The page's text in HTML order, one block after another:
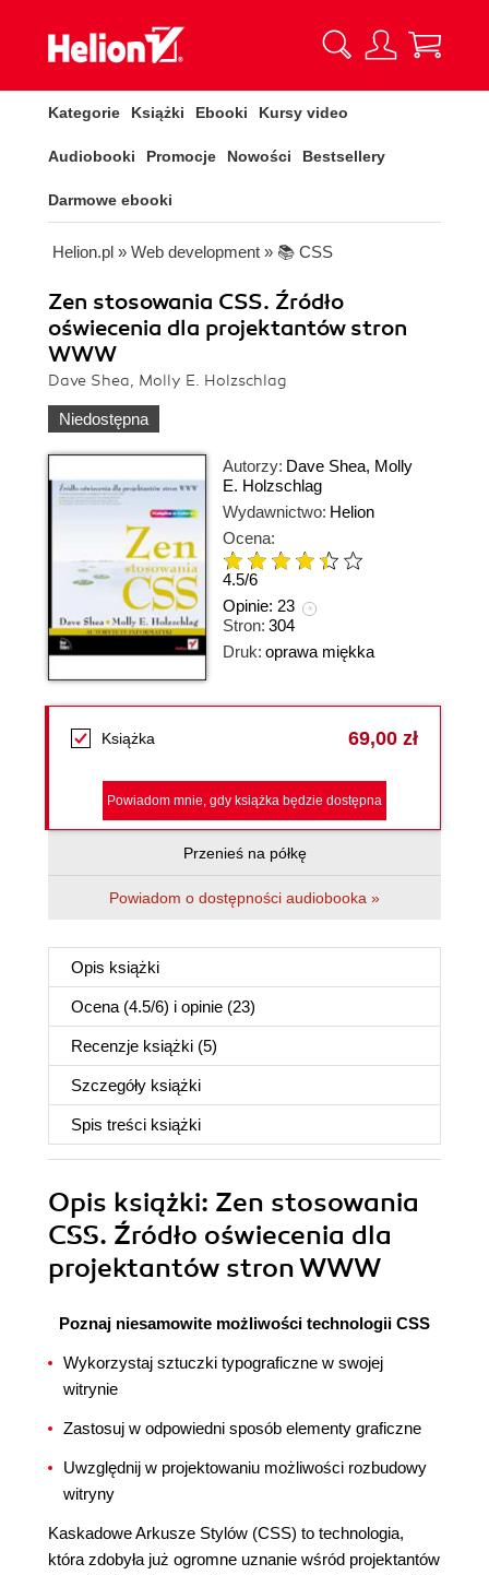
Kategorie Książki Ebooki Kursy video
Audiobooki Promocje Nowości Bestsellery
Darmowe ebooki
Helion.pl » Web development » 📚 CSS
Zen stosowania CSS. Źródło
oświecenia dla projektantów stron
WWW
Dave Shea, Molly E. Holzschlag
Niedostępna
Autorzy: Dave Shea, Molly
E. Holzschlag
Wydawnictwo: Helion
Ocena:
4.5/6
Opinie: 23
Stron: 304
Druk: oprawa miękka
Książka 69,00 zł
Powiadom mnie, gdy książka będzie dostępna
Przenieś na półkę
Powiadom o dostępności audiobooka »
Opis książki
Ocena (4.5/6) i opinie (23)
Recenzje książki (5)
Szczegóły książki
Spis treści książki
Opis książki: Zen stosowania
CSS. Źródło oświecenia dla
projektantów stron WWW
Poznaj niesamowite możliwości technologii CSS
Wykorzystaj sztuczki typograficzne w swojej
witrynie
Zastosuj w odpowiedni sposób elementy graficzne
Uwzględnij w projektowaniu możliwości rozbudowy
witryny
Kaskadowe Arkusze Stylów (CSS) to technologia,
która zdobyła już ogromne uznanie wśród projektantów